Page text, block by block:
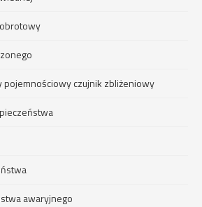
czujnik zbliżeniowy
awaryjnego